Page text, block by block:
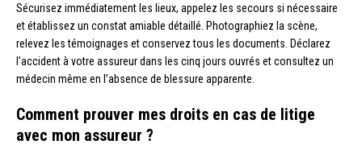
Sécurisez immédiatement les lieux, appelez les secours si nécessaire
et établissez un constat amiable détaillé. Photographiez la scène,
relevez les témoignages et conservez tous les documents. Déclarez
l’accident à votre assureur dans les cinq jours ouvrés et consultez un
médecin même en l’absence de blessure apparente.
Comment prouver mes droits en cas de litige
avec mon assureur ?